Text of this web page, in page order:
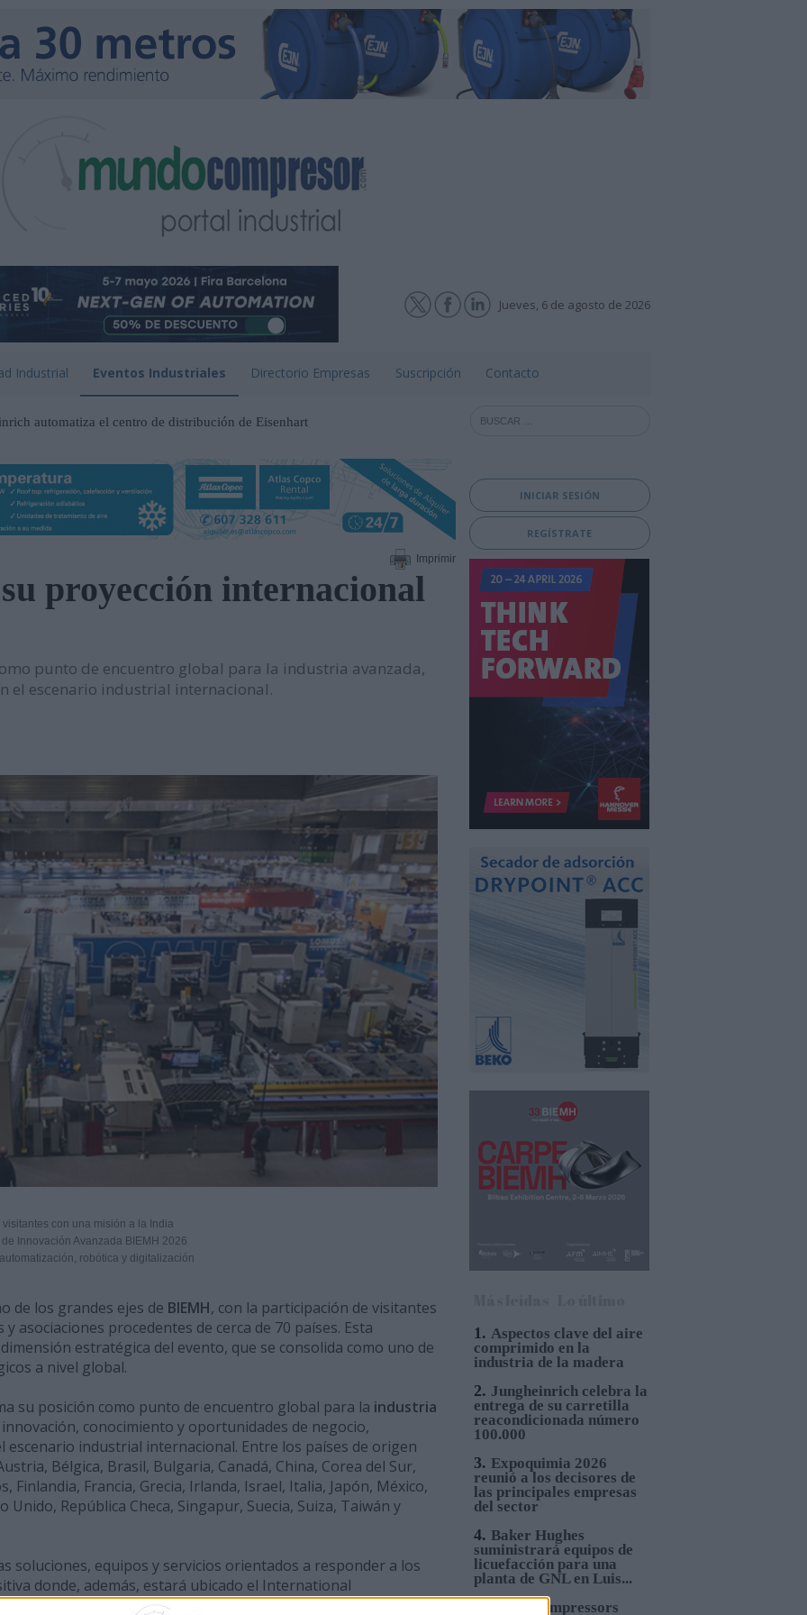
Jueves, 6 de agosto de 2026
Industrial Eventos Industriales Directorio Empresas Suscripción Contacto
automatiza el centro de distribución de Eisenhart
Frimley Park en Inglaterra
un entorno estratégico para impulsar inversiones y
en EP Equipment
en el Metro de Santiago de Chile
serie de tablets industriales Tab-IND
central hidroeléctrica reversible en Asturias
de negocio en la 10ª edición de AdditƐD
de la depuradora de Cajamarca en Perú
de una veintena de países de los cinco continentes
para reducir averías y costes
de 6 ejes Motoman GP215L
Nils Blanchard para acelerar el crecimiento sostenible en
multiplicar inventario, urgencias ni costes ocultos
de hidrógeno a alta presión a los países nórdicos
a la industria en su transformación digital
del nuevo Hospital de Mandurah (Australia)
Imprimir
proyección internacional
punto de encuentro global para la industria avanzada,
el escenario industrial internacional.
con una misión a la India
Innovación Avanzada BIEMH 2026
robótica y digitalización
de los grandes ejes de BIEMH, con la participación de visitantes
asociaciones procedentes de cerca de 70 países. Esta
estratégica del evento, que se consolida como uno de
a nivel global.
su posición como punto de encuentro global para la industria
conocimiento y oportunidades de negocio,
escenario industrial internacional. Entre los países de origen
Bélgica, Brasil, Bulgaria, Canadá, China, Corea del Sur,
Finlandia, Francia, Grecia, Irlanda, Israel, Italia, Japón, México,
Unido, República Checa, Singapur, Suecia, Suiza, Taiwán y
soluciones, equipos y servicios orientados a responder a los
donde, además, estará ubicado el International
destinado a organizaciones de fabricantes demáquina
INICIAR SESIÓN
REGÍSTRATE
1. Aspectos clave del aire
comprimido en la
industria de la madera
2. Jungheinrich celebra la
entrega de su carretilla
reacondicionada número
100.000
3. Expoquimia 2026
reunió a los decisores de
las principales empresas
del sector
4. Baker Hughes
suministrará equipos de
licuefacción para una
planta de GNL en Luis...
ELGi Compressors